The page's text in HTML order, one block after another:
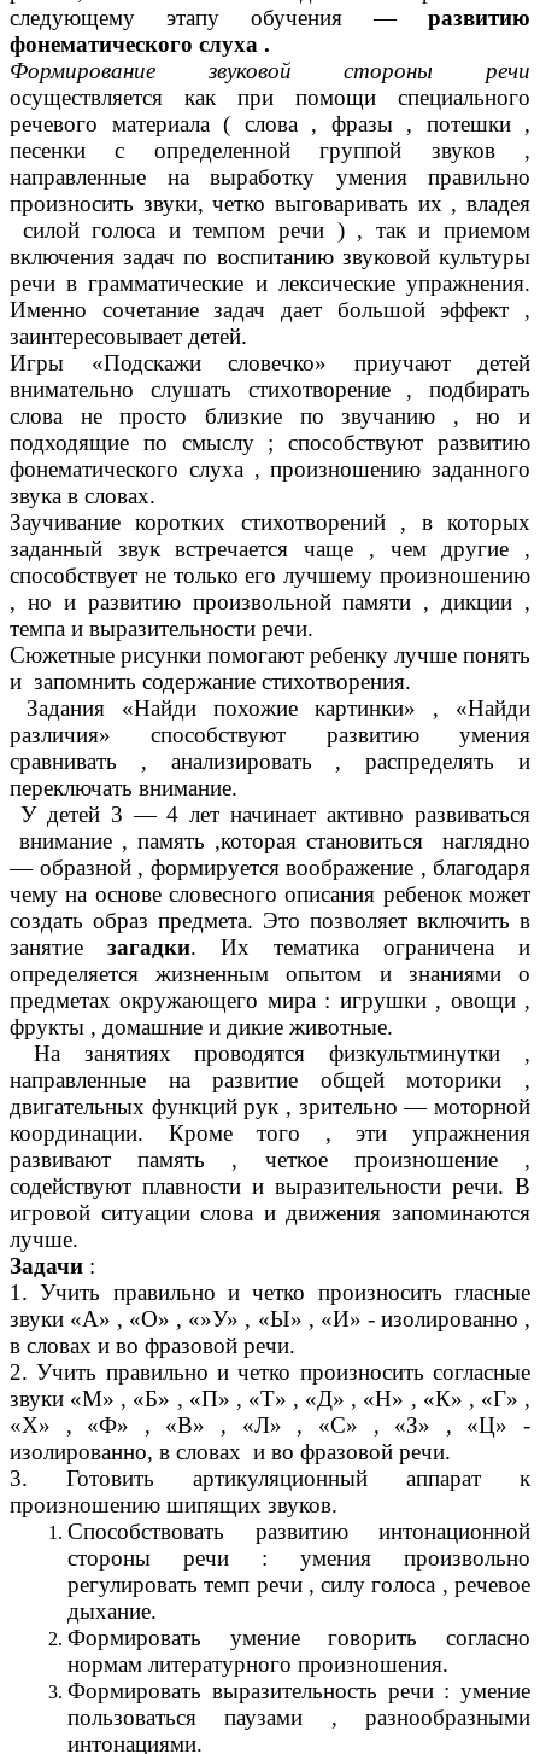
следующему этапу обучения — развитию
фонематического слуха .
Формирование звуковой стороны речи
осуществляется как при помощи специального
речевого материала ( слова , фразы , потешки ,
песенки с определенной группой звуков ,
направленные на выработку умения правильно
произносить звуки, четко выговаривать их , владея
силой голоса и темпом речи ) , так и приемом
включения задач по воспитанию звуковой культуры
речи в грамматические и лексические упражнения.
Именно сочетание задач дает большой эффект ,
заинтересовывает детей.
Игры «Подскажи словечко» приучают детей
внимательно слушать стихотворение , подбирать
слова не просто близкие по звучанию , но и
подходящие по смыслу ; способствуют развитию
фонематического слуха , произношению заданного
звука в словах.
Заучивание коротких стихотворений , в которых
заданный звук встречается чаще , чем другие ,
способствует не только его лучшему произношению
, но и развитию произвольной памяти , дикции ,
темпа и выразительности речи.
Сюжетные рисунки помогают ребенку лучше понять
и запомнить содержание стихотворения.
Задания «Найди похожие картинки» , «Найди
различия» способствуют развитию умения
сравнивать , анализировать , распределять и
переключать внимание.
У детей 3 — 4 лет начинает активно развиваться
внимание , память ,которая становиться наглядно
— образной , формируется воображение , благодаря
чему на основе словесного описания ребенок может
создать образ предмета. Это позволяет включить в
занятие загадки. Их тематика ограничена и
определяется жизненным опытом и знаниями о
предметах окружающего мира : игрушки , овощи ,
фрукты , домашние и дикие животные.
На занятиях проводятся физкультминутки ,
направленные на развитие общей моторики ,
двигательных функций рук , зрительно — моторной
координации. Кроме того , эти упражнения
развивают память , четкое произношение ,
содействуют плавности и выразительности речи. В
игровой ситуации слова и движения запоминаются
лучше.
Задачи :
1. Учить правильно и четко произносить гласные
звуки «А» , «О» , «»У» , «Ы» , «И» - изолированно ,
в словах и во фразовой речи.
2. Учить правильно и четко произносить согласные
звуки «М» , «Б» , «П» , «Т» , «Д» , «Н» , «К» , «Г» ,
«Х» , «Ф» , «В» , «Л» , «С» , «З» , «Ц» -
изолированно, в словах и во фразовой речи.
3. Готовить артикуляционный аппарат к
произношению шипящих звуков.
Способствовать развитию интонационной
стороны речи : умения произвольно
регулировать темп речи , силу голоса , речевое
дыхание.
Формировать умение говорить согласно
нормам литературного произношения.
Формировать выразительность речи : умение
пользоваться паузами , разнообразными
интонациями.